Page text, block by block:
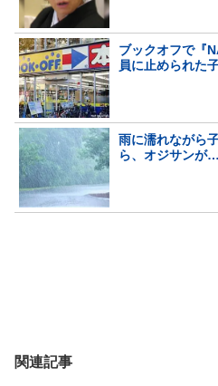
ブックオフで『
員に止められた
雨に濡れながら
ら、オジサンが…
関連記事